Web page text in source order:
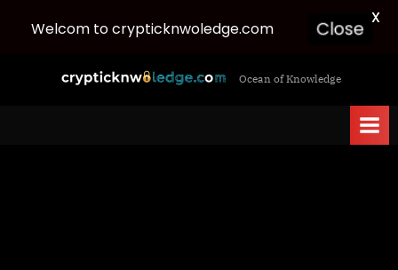
c
Ocean of Knowledge
Welcom to crypticknwoledge.com Close
X